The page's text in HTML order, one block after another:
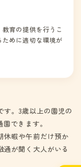
育の提供を行うこ
めに適切な環境が
す。3歳以上の園児の
できます。
休暇や午前だけ預か
が聞く大人がいる